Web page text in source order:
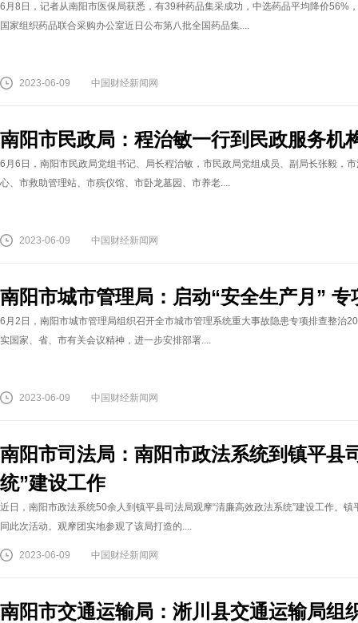
6月8日，记者从南阳市医保局获悉，有39种药品集采成功，中选药品平均降价56%
国家组织药品联合采购办公室近日公布第八批全国药品集....
2023-06-09 中国财经新闻网
南阳市民政局：程治敏一行到民政服务机
6月6日，南阳市民政局党组书记、局长程治敏，市民政局党组成员、副局长张毅，
心、市救助管理站、市殡仪馆、市卧龙墓园、市养老....
2023-06-09 中国财经新闻网
南阳市城市管理局：启动“安全生产月”
6月2日，南阳市城市管理局组织召开全市城市管理系统重大事故隐患专项排查整治
实国家、省、市有关会议精神，进一步安排部署....
2023-06-09 中国财经新闻网
南阳市司法局：南阳市政法系统到镇平县
统”建设工作
近日，南阳市政法系统50余人到镇平县司法局观摩“清廉高效政法系统”建设工作。
同此次活动。观摩团实地参观了该局打造的....
2023-06-09 中国财经新闻网
南阳市交通运输局：淅川县交通运输局组